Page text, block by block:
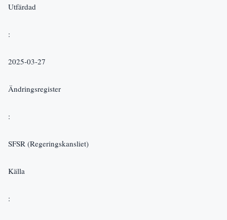
Utfärdad
:
2025-03-27
Ändringsregister
:
SFSR (Regeringskansliet)
Källa
: